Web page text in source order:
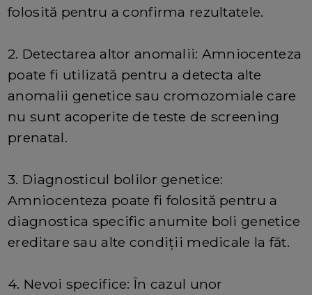
folosită pentru a confirma rezultatele.
2. Detectarea altor anomalii: Amniocenteza
poate fi utilizată pentru a detecta alte
anomalii genetice sau cromozomiale care
nu sunt acoperite de teste de screening
prenatal.
3. Diagnosticul bolilor genetice:
Amniocenteza poate fi folosită pentru a
diagnostica specific anumite boli genetice
ereditare sau alte condiții medicale la făt.
4. Nevoi specifice: În cazul unor